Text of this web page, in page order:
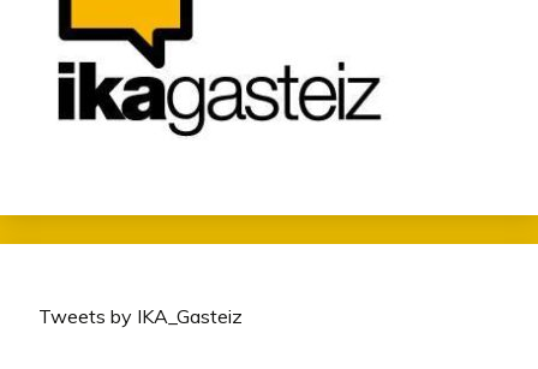
Tweets by IKA_Gasteiz